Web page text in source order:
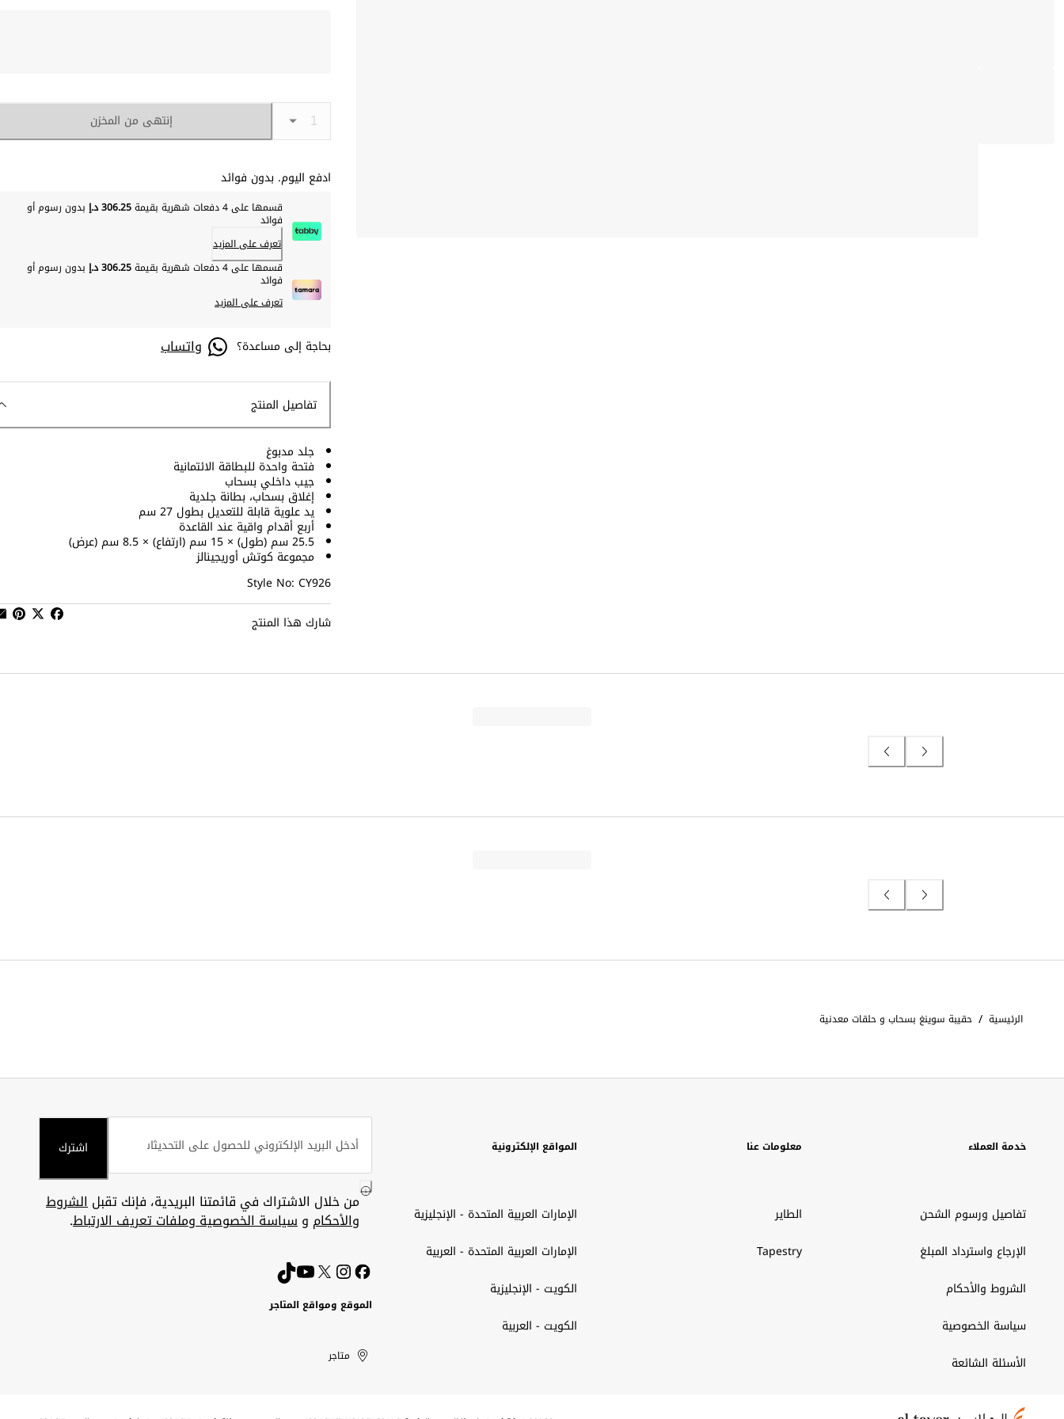
إنتهى من المخزن
ادفع اليوم. بدون فوائد
قسمها على 4 دفعات شهرية بقيمة 306.25 د.إ بدون رسوم أو
فوائد
تعرف على المزيد
قسمها على 4 دفعات شهرية بقيمة
306.25 د.إ بدون رسوم أو
فوائد
تعرف على المزيد
بحاجة إلى مساعدة؟ واتساب
تفاصيل المنتج
جلد مدبوغ
فتحة واحدة للبطاقة الائتمانية
جيب داخلي بسحاب
إغلاق بسحاب، بطانة جلدية
يد علوية قابلة للتعديل بطول 27 سم
أربع أقدام واقية عند القاعدة
25.5 سم (طول) × 15 سم (ارتفاع) × 8.5 سم (عرض)
مجموعة كوتش أوريجينالز
Style No: CY926
شارك هذا المنتج
الرئيسية / حقيبة سوينغ بسحاب و حلقات معدنية
خدمة العملاء
تفاصيل ورسوم الشحن
الإرجاع واسترداد المبلغ
الشروط والأحكام
سياسة الخصوصية
الأسئلة الشائعة
معلومات عنا
الطاير
Tapestry
المواقع الإلكترونية
الإمارات العربية المتحدة - الإنجليزية
الإمارات العربية المتحدة - العربية
الكويت - الإنجليزية
الكويت - العربية
اشترك
من خلال الاشتراك في قائمتنا البريدية، فإنك تقبلالشروط
والأحكام وسياسة الخصوصية وملفات تعريف الارتباط.
الموقع ومواقع المتاجر
United
Arab
Kuwait
الإمارات
العربية
الكويت
متاجر